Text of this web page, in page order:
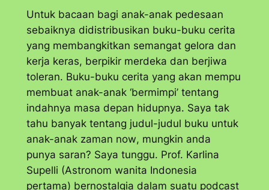
Untuk bacaan bagi anak-anak pedesaan
sebaiknya didistribusikan buku-buku cerita
yang membangkitkan semangat gelora dan
kerja keras, berpikir merdeka dan berjiwa
toleran. Buku-buku cerita yang akan mempu
membuat anak-anak ‘bermimpi’ tentang
indahnya masa depan hidupnya. Saya tak
tahu banyak tentang judul-judul buku untuk
anak-anak zaman now, mungkin anda
punya saran? Saya tunggu. Prof. Karlina
Supelli (Astronom wanita Indonesia
pertama) bernostalgia dalam suatu podcast